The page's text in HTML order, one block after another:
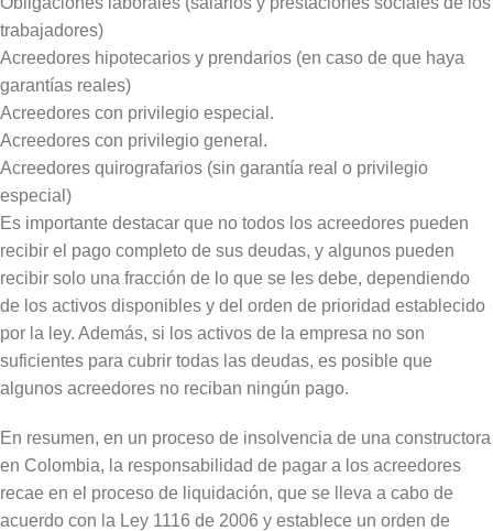
trabajadores)
Acreedores hipotecarios y prendarios (en caso de que haya
garantías reales)
Acreedores con privilegio especial.
Acreedores con privilegio general.
Acreedores quirografarios (sin garantía real o privilegio
especial)
Es importante destacar que no todos los acreedores pueden
recibir el pago completo de sus deudas, y algunos pueden
recibir solo una fracción de lo que se les debe, dependiendo
de los activos disponibles y del orden de prioridad establecido
por la ley. Además, si los activos de la empresa no son
suficientes para cubrir todas las deudas, es posible que
algunos acreedores no reciban ningún pago.
En resumen, en un proceso de insolvencia de una constructora
en Colombia, la responsabilidad de pagar a los acreedores
recae en el proceso de liquidación, que se lleva a cabo de
acuerdo con la Ley 1116 de 2006 y establece un orden de